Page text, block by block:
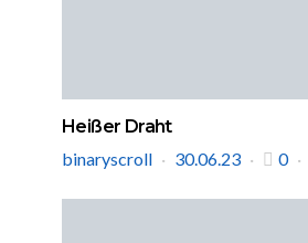
Heißer Draht
binaryscroll
30.06.23 0